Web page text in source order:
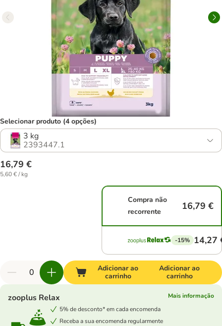
Selecionar produto (4 opções)
3 kg
2393447.1
16,79 €
5,60 € / kg
Compra não
recorrente
16,79 €
-15% 14,27
Adicionar ao
carrinho
Adicionar ao
carrinho
zooplus Relax
Mais informação
5% de desconto* em cada encomenda
Receba a sua encomenda regularmente